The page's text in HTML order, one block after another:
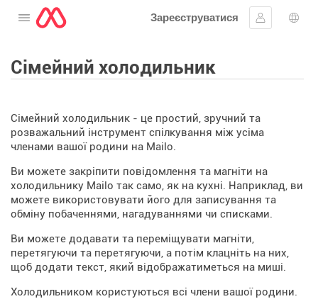
Відкрити меню
Зареєструватися
Увійти
Сімейний холодильник
Сімейний холодильник - це простий, зручний та
розважальний інструмент спілкування між усіма
членами вашої родини на Mailo.
Ви можете закріпити повідомлення та магніти на
холодильнику Mailo так само, як на кухні. Наприклад, ви
можете використовувати його для записування та
обміну побаченнями, нагадуваннями чи списками.
Ви можете додавати та переміщувати магніти,
перетягуючи та перетягуючи, а потім клацніть на них,
щоб додати текст, який відображатиметься на миші.
Холодильником користуються всі члени вашої родини.